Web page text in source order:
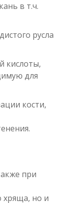
в т.ч.
русла
кислоты,
для
кости,
при
хряща, но и